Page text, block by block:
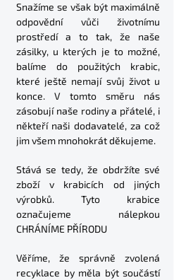
Snažíme se však být maximálně
odpovědní vůči životnímu
prostředí a to tak, že naše
zásilky, u kterých je to možné,
balíme do použitých krabic,
které ještě nemají svůj život u
konce. V tomto směru nás
zásobují naše rodiny a přátelé, i
někteří naši dodavatelé, za což
jim všem mnohokrát děkujeme.
Stává se tedy, že obdržíte své
zboží v krabicích od jiných
výrobků. Tyto krabice
označujeme nálepkou
CHRÁNÍME PŘÍRODU
Věříme, že správně zvolená
recyklace by měla být součástí